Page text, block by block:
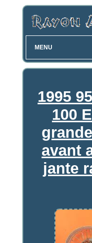
MENU
1995
100
avant
jante